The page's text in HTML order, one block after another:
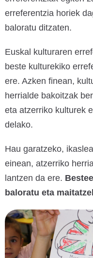
erreferentzia horiek
baloratu ditzaten.
Euskal kulturaren
beste kulturekiko
ere. Azken finean,
herrialde bakoitzak
eta atzerriko kulturek
delako.
Hau garatzeko,
einean, atzerriko
lantzen da ere.
baloratu eta